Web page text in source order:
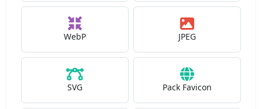
WebP JPEG
SVG Pack Favicon